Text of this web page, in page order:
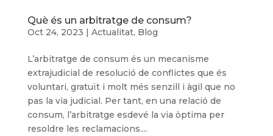
Què és un arbitratge de consum?
Oct 24, 2023 Actualitat, Blog
L’arbitratge de consum és un mecanisme
extrajudicial de resolució de conflictes que és
voluntari, gratuït i molt més senzill i àgil que no
pas la via judicial. Per tant, en una relació de
consum, l’arbitratge esdevé la via òptima per
resoldre les reclamacions....